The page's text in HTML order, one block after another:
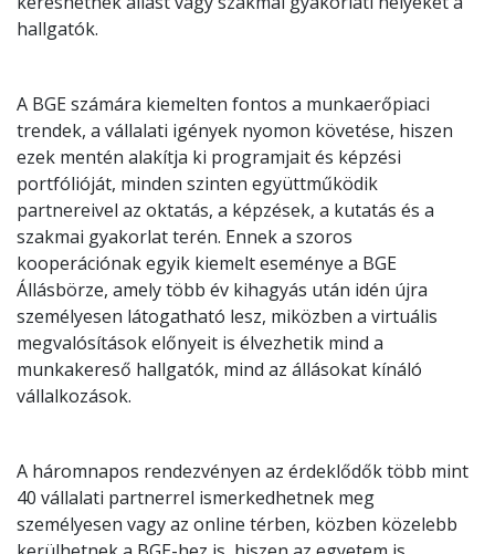
hallgatók.
A BGE számára kiemelten fontos a munkaerőpiaci
trendek, a vállalati igények nyomon követése, hiszen
ezek mentén alakítja ki programjait és képzési
portfólióját, minden szinten együttműködik
partnereivel az oktatás, a képzések, a kutatás és a
szakmai gyakorlat terén. Ennek a szoros
kooperációnak egyik kiemelt eseménye a BGE
Állásbörze, amely több év kihagyás után idén újra
személyesen látogatható lesz, miközben a virtuális
megvalósítások előnyeit is élvezhetik mind a
munkakereső hallgatók, mind az állásokat kínáló
vállalkozások.
A háromnapos rendezvényen az érdeklődők több mint
40 vállalati partnerrel ismerkedhetnek meg
személyesen vagy az online térben, közben közelebb